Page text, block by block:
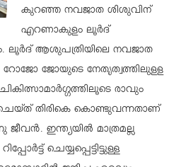
കുറഞ്ഞ നവജാത ശിശുവിന്
എറണാകുളം ലൂര്‍ദ്
ജോയുടെ നേതൃത്വത്തിലുളള
രാവും
തിരികെ കൊണ്ടുവന്നതാണ്
ഇന്ത്യയില്‍ മാത്രമല്ല
ചെയ്യപ്പെട്ടിട്ടുള്ള